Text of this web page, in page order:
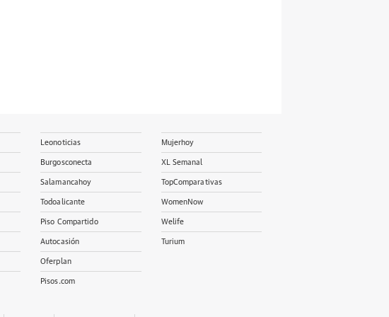
Leonoticias
Burgosconecta
Salamancahoy
Todoalicante
Piso Compartido
Autocasión
Oferplan
Pisos.com
Mujerhoy
XL Semanal
TopComparativas
WomenNow
Welife
Turium